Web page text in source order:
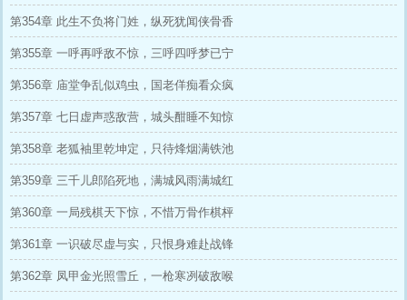
第354章 此生不负将门姓，纵死犹闻侠骨香
第355章 一呼再呼敌不惊，三呼四呼梦已宁
第356章 庙堂争乱似鸡虫，国老佯痴看众疯
第357章 七日虚声惑敌营，城头酣睡不知惊
第358章 老狐袖里乾坤定，只待烽烟满铁池
第359章 三千儿郎陷死地，满城风雨满城红
第360章 一局残棋天下惊，不惜万骨作棋枰
第361章 一识破尽虚与实，只恨身难赴战锋
第362章 凤甲金光照雪丘，一枪寒冽破敌喉